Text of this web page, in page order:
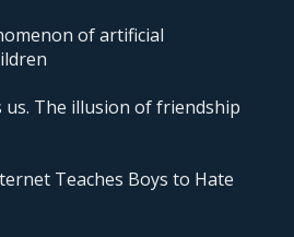
of artificial
The illusion of friendship
Teaches Boys to Hate